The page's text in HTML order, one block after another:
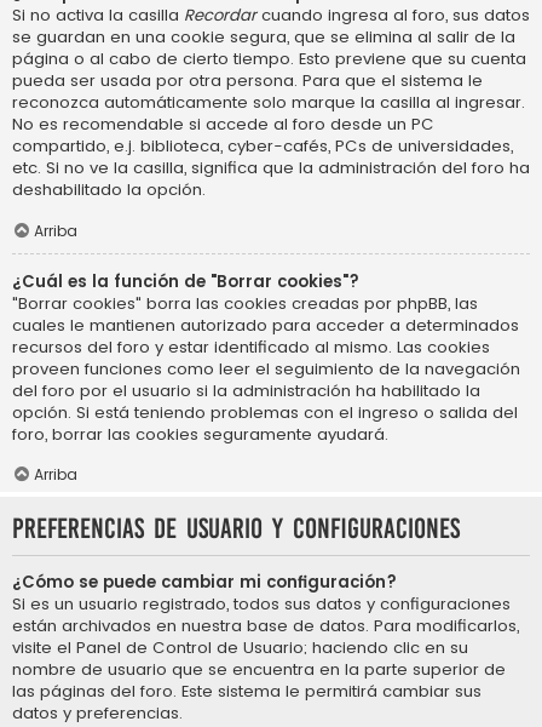
Si no activa la casilla Recordarcuando ingresa al foro, sus datos
se guardan en una cookie segura, que se elimina al salir de la
página o al cabo de cierto tiempo. Esto previene que su cuenta
pueda ser usada por otra persona. Para que el sistema le
reconozca automáticamente solo marque la casilla al ingresar.
No es recomendable si accede al foro desde un PC
compartido, e.j. biblioteca, cyber-cafés, PCs de universidades,
etc. Si no ve la casilla, significa que la administración del foro ha
deshabilitado la opción.
Arriba
¿Cuál es la función de "Borrar cookies"?
"Borrar cookies" borra las cookies creadas por phpBB, las
cuales le mantienen autorizado para acceder a determinados
recursos del foro y estar identificado al mismo. Las cookies
proveen funciones como leer el seguimiento de la navegación
del foro por el usuario si la administración ha habilitado la
opción. Si está teniendo problemas con el ingreso o salida del
foro, borrar las cookies seguramente ayudará.
Arriba
Preferencias de usuario y configuraciones
¿Cómo se puede cambiar mi configuración?
Si es un usuario registrado, todos sus datos y configuraciones
están archivados en nuestra base de datos. Para modificarlos,
visite el Panel de Control de Usuario; haciendo clic en su
nombre de usuario que se encuentra en la parte superior de
las páginas del foro. Este sistema le permitirá cambiar sus
datos y preferencias.